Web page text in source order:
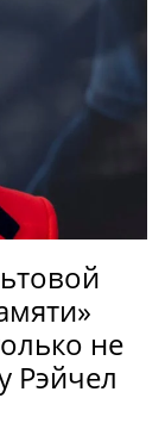
не
Рэйчел